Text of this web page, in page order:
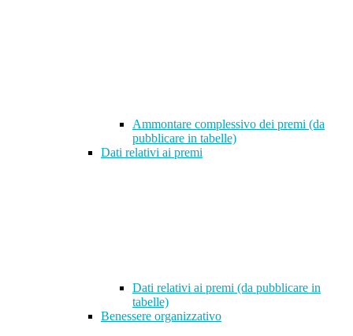
Ammontare complessivo dei premi (da
pubblicare in tabelle)
Dati relativi ai premi
Dati relativi ai premi (da pubblicare in
tabelle)
Benessere organizzativo